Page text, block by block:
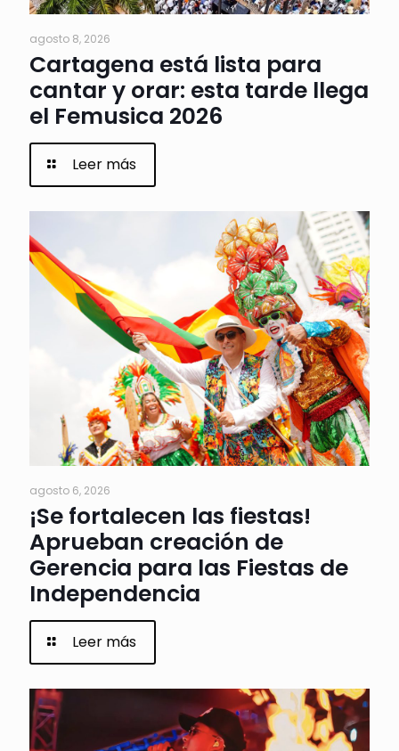
agosto 8, 2026
Cartagena está lista para
cantar y orar: esta tarde llega
el Femusica 2026
Leer más
agosto 6, 2026
¡Se fortalecen las fiestas!
Aprueban creación de
Gerencia para las Fiestas de
Independencia
Leer más